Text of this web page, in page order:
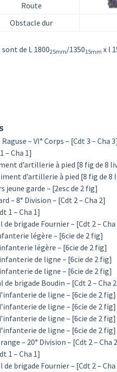
Route
Obstacle dur
de L 180025mm/135015mm x l
– VI° Corps – [Cdt 3 – Cha 3]
– Cha 1]
d’artillerie à pied [8 fig de 8
d’artillerie à pied [8 fig de 8
jeune garde – [2esc de 2 fig]
– 8° Division – [Cdt 2 – Cha 2]
1 – Cha 1]
de brigade Fournier – [Cdt 2 – Cha
légère – [6cie de 2 fig]
légère – [6cie de 2 fig]
de ligne – [6cie de 2 fig]
de ligne – [6cie de 2 fig]
de brigade Boudin – [Cdt 2 – Cha
de ligne – [6cie de 2 fig]
de ligne – [6cie de 2 fig]
de ligne – [6cie de 2 fig]
de ligne – [6cie de 2 fig]
– 20° Division – [Cdt 2 – Cha
1 – Cha 1]
de brigade Fournier – [Cdt 2 – Cha